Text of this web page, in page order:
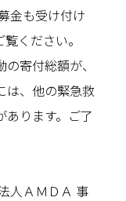
金も受け付け
ください。
寄付総額が、
は、他の緊急救
ります。ご了
人ＡＭＤＡ 事